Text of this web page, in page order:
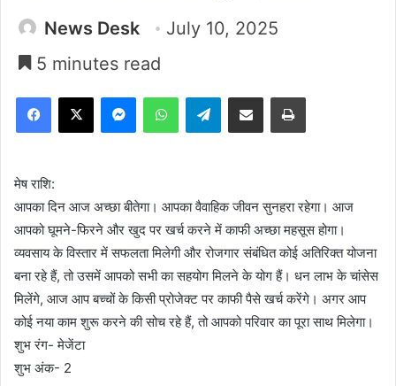
News Desk
July 10, 2025
5 minutes read
Facebook
X MessengerWhatsAppTelegramShare via Email Print
मेष राशि:
आपका दिन आज अच्छा बीतेगा। आपका वैवाहिक जीवन सुनहरा रहेगा। आज
आपको घूमने-फिरने और खुद पर खर्च करने में काफी अच्छा महसूस होगा।
व्यवसाय के विस्तार में सफलता मिलेगी और रोजगार संबंधित कोई अतिरिक्त योजना
बना रहे हैं, तो उसमें आपको सभी का सहयोग मिलने के योग हैं। धन लाभ के चांसेस
मिलेंगे, आज आप बच्चों के किसी प्रोजेक्ट पर काफी पैसे खर्च करेंगे। अगर आप
कोई नया काम शुरू करने की सोच रहे हैं, तो आपको परिवार का पूरा साथ मिलेगा।
शुभ रंग- मेजेंटा
शुभ अंक- 2